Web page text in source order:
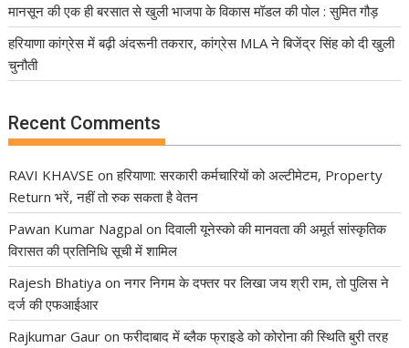
मानसून की एक ही बरसात से खुली भाजपा के विकास मॉडल की पोल : सुमित गौड़
हरियाणा कांग्रेस में बढ़ी अंदरूनी तकरार, कांग्रेस MLA ने बिजेंद्र सिंह को दी खुली
चुनौती
Recent Comments
RAVI KHAVSE onहरियाणा: सरकारी कर्मचारियों को अल्टीमेटम, Property
Return भरें, नहीं तो रुक सकता है वेतन
Pawan Kumar Nagpal onदिवाली यूनेस्को की मानवता की अमूर्त सांस्कृतिक
विरासत की प्रतिनिधि सूची में शामिल
Rajesh Bhatiya onनगर निगम के दफ्तर पर लिखा जय श्री राम, तो पुलिस ने
दर्ज की एफआईआर
Rajkumar Gaur onफरीदाबाद में ब्लैक फ्राइडे को कोरोना की स्थिति बुरी तरह